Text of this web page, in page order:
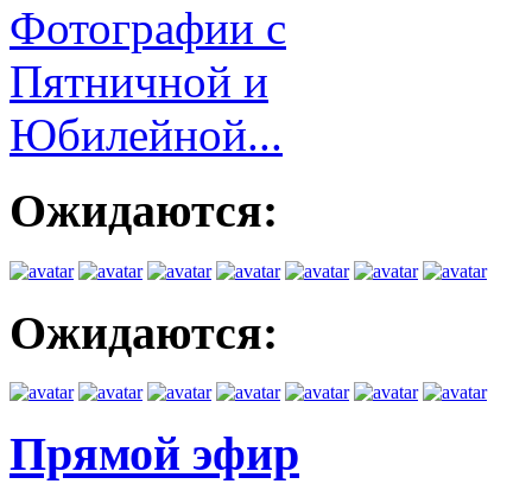
Фотографии с
Пятничной и
Юбилейной...
Ожидаются:
Ожидаются:
Прямой эфир